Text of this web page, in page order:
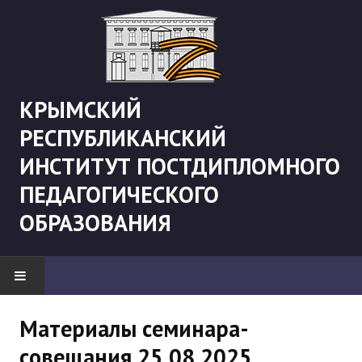
КРЫМСКИЙ
РЕСПУБЛИКАНСКИЙ
ИНСТИТУТ ПОСТДИПЛОМНОГО
ПЕДАГОГИЧЕСКОГО
ОБРАЗОВАНИЯ
"Боевая" русистика
Материалы семинара-